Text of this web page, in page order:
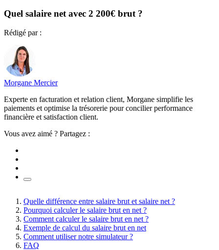
Quel salaire net avec 2 200€ brut ?
Rédigé par :
Morgane Mercier
Experte en facturation et relation client, Morgane simplifie les
paiements et optimise la trésorerie pour concilier performance
financière et satisfaction client.
Vous avez aimé ? Partagez :
Quelle différence entre salaire brut et salaire net ?
Pourquoi calculer le salaire brut en net ?
Comment calculer le salaire brut en net ?
Exemple de calcul du salaire brut en net
Comment utiliser notre simulateur ?
FAQ